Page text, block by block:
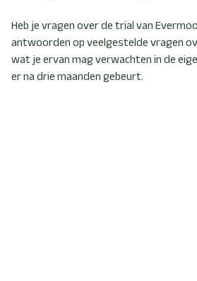
Heb je vragen over de trial van
antwoorden op veelgestelde vragen
wat je ervan mag verwachten in de
er na drie maanden gebeurt.